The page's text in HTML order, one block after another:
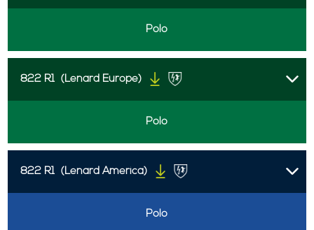
Polo
822 R1 (Lenard Europe)
Polo
822 R1 (Lenard America)
Polo